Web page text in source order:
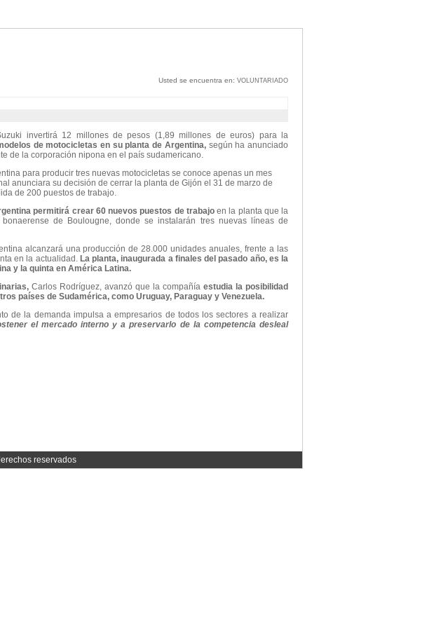
Usted se encuentra en: VOLUNTARIADO
invertirá 12 millones de pesos (1,89 millones de euros) para la
de motocicletas en su planta de Argentina, según ha anunciado
de la corporación nipona en el país sudamericano.
para producir tres nuevas motocicletas se conoce apenas un mes
anunciara su decisión de cerrar la planta de Gijón el 31 de marzo de
de 200 puestos de trabajo.
permitirá crear 60 nuevos puestos de trabajoen la planta que la
de Boulougne, donde se instalarán tres nuevas líneas de
alcanzará una producción de 28.000 unidades anuales, frente a las
en la actualidad. La planta, inaugurada a finales del pasado año, es la
y la quinta en América Latina.
Carlos Rodríguez, avanzó que la compañía estudia la posibilidad
países de Sudamérica, como Uruguay, Paraguay y Venezuela.
de la demanda impulsa a empresarios de todos los sectores a realizar
el mercado interno y a preservarlo de la competencia desleal
reservados